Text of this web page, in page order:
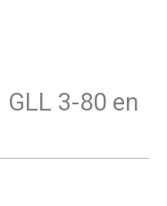
GLL 3-80 en